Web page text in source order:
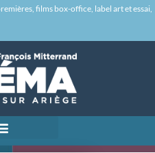
films box-office, label art et essai,